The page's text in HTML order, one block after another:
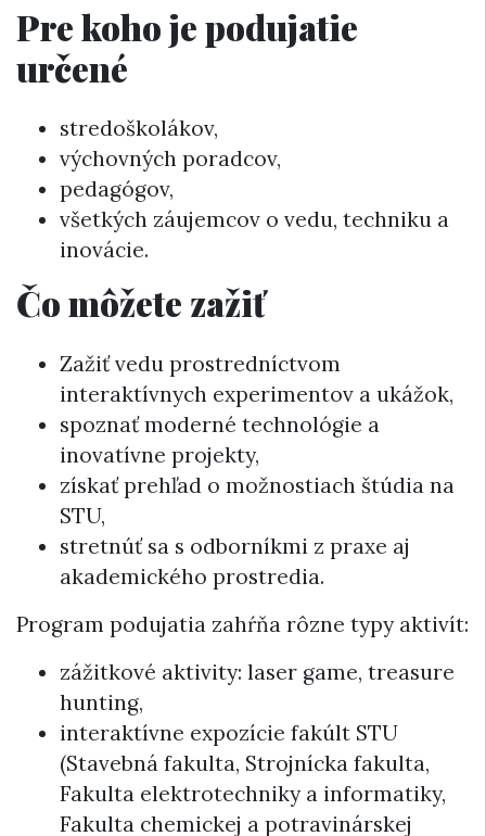
Pre koho je podujatie
určené
stredoškolákov,
výchovných poradcov,
pedagógov,
všetkých záujemcov o vedu, techniku a
inovácie.
Čo môžete zažiť
Zažiť vedu prostredníctvom
interaktívnych experimentov a ukážok,
spoznať moderné technológie a
inovatívne projekty,
získať prehľad o možnostiach štúdia na
STU,
stretnúť sa s odborníkmi z praxe aj
akademického prostredia.
Program podujatia zahŕňa rôzne typy aktivít:
zážitkové aktivity: laser game, treasure
hunting,
interaktívne expozície fakúlt STU
(Stavebná fakulta, Strojnícka fakulta,
Fakulta elektrotechniky a informatiky,
Fakulta chemickej a potravinárskej